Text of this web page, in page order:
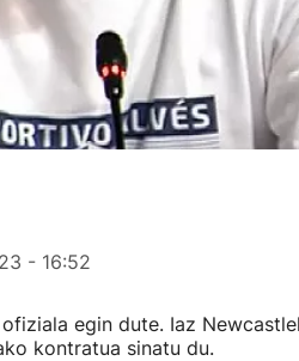
- 16:52
egin dute. Iaz
kontratua sinatu du.